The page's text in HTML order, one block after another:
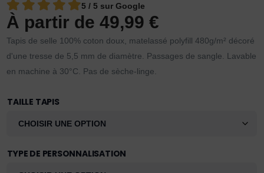
5 / 5 sur Google
À partir de49,99€
Tapis de selle 100% coton doux, matelassé polyfill 480g/m² décoré
d'une tresse de 5,5 mm de diamètre. Passages de sangle. Lavable
en machine à 30°C. Pas de sèche-linge.
TAILLE TAPIS
TYPE DE PERSONNALISATION